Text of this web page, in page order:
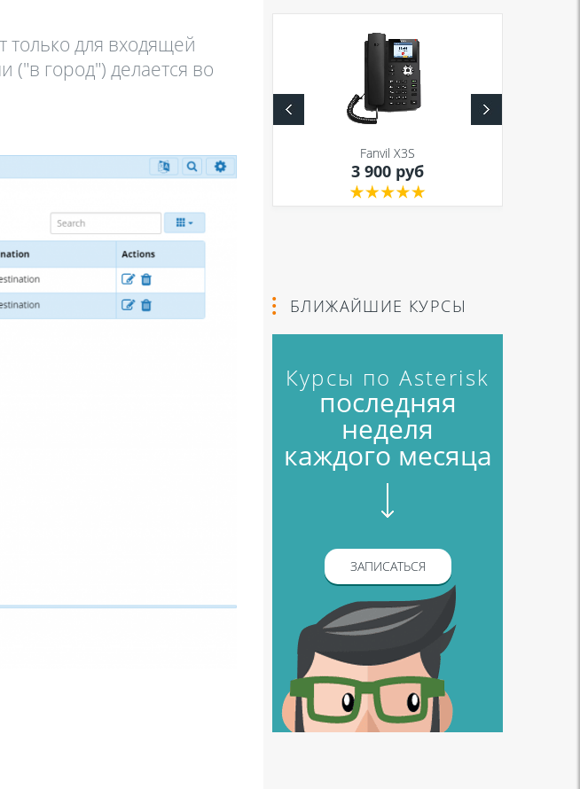
для входящей
город") делается во
2 990 руб Fanvil X3S
3 900 руб
БЛИЖАЙШИЕ КУРСЫ
Курсы по Asterisk
последняя
неделя
каждого месяца
ЗАПИСАТЬСЯ